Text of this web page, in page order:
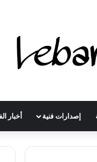
إصدارات فنية أخبار